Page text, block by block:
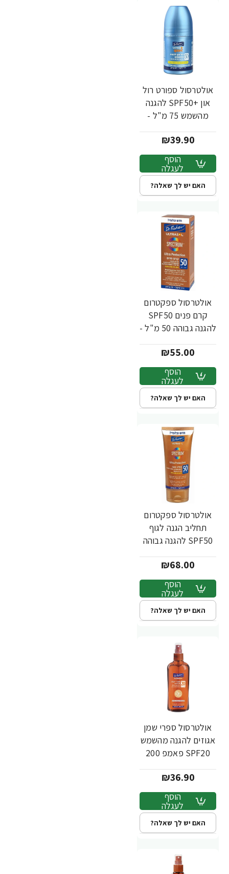
אולטרסול ספורט רול
און +SPF50 להגנה
מהשמש 75 מ"ל -
₪39.90
הוסף
לעגלה
האם יש לך שאלה?
אולטרסול ספקטרום
קרם פנים SPF50
להגנה גבוהה 50 מ"ל -
₪55.00
הוסף
לעגלה
האם יש לך שאלה?
אולטרסול ספקטרום
תחליב הגנה לגוף
SPF50 להגנה גבוהה
Fischer
₪68.00
הוסף
לעגלה
האם יש לך שאלה?
אולטרסול ספרי שמן
אגוזים להגנה מהשמש
SPF20 פאמפ 200
₪36.90
הוסף
לעגלה
האם יש לך שאלה?